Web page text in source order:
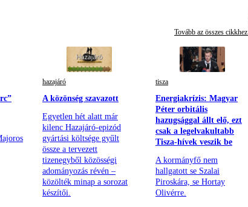
Tovább az összes cikkhez
hazajáró
A közönség szavazott
Egyetlen hét alatt már
kilenc Hazajáró-epizód
gyártási költsége gyűlt
össze a tervezett
tizenegyből közösségi
adományozás révén –
közölték minap a sorozat
készítői.
tisza
Energiakrízis: Magyar
Péter orbitális
hazugsággal állt elő, ezt
csak a legelvakultabb
Tisza-hívek veszik be
A kormányfő nem
hallgatott se Szalai
Piroskára, se Hortay
Olivérre.